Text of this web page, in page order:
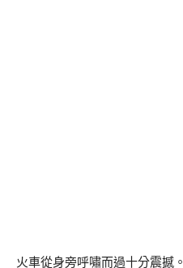
火車從身旁呼嘯而過十分震撼。